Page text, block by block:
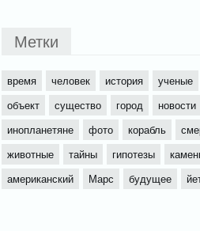
Метки
время человек история ученые
объект
существо город новости
инопланетяне
фото корабль
животные
тайны гипотезы
американский
Марс будущее